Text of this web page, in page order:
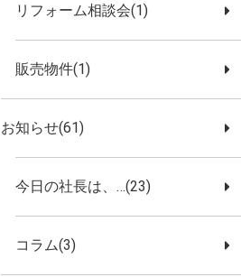
リフォーム相談会(1)
販売物件(1)
お知らせ(61)
今日の社長は、…(23)
コラム(3)